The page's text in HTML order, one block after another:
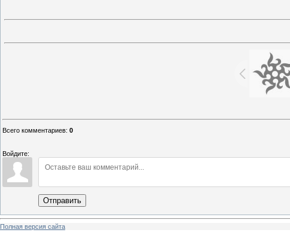
Всего комментариев: 0
Войдите:
Отправить
Полная версия сайта